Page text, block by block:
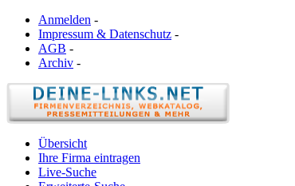
Anmelden -
Impressum & Datenschutz -
AGB -
Archiv -
Übersicht
Ihre Firma eintragen
Live-Suche